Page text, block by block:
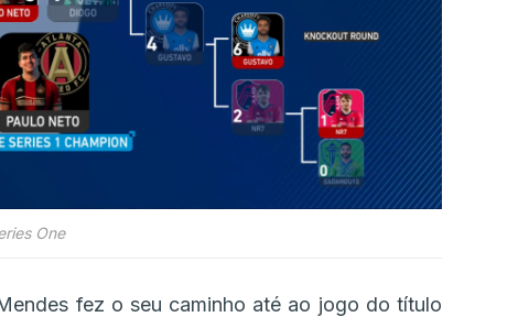
One
fez o seu caminho até ao jogo do título